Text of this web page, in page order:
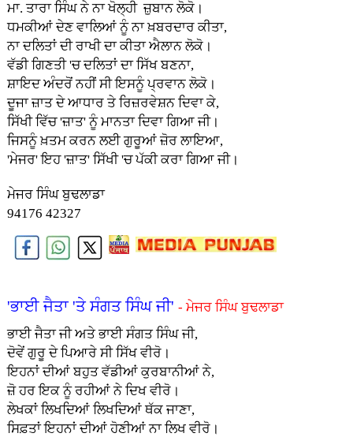
ਮਾ. ਤਾਰਾ ਸਿੰਘ ਨੇ ਨਾ ਖੋਲ੍ਹੀ ਜ਼ੁਬਾਨ ਲੋਕੋ।
ਧਮਕੀਆਂ ਦੇਣ ਵਾਲਿਆਂ ਨੂੰ ਨਾ ਖ਼ਬਰਦਾਰ ਕੀਤਾ,
ਨਾ ਦਲਿਤਾਂ ਦੀ ਰਾਖੀ ਦਾ ਕੀਤਾ ਐਲਾਨ ਲੋਕੋ।
ਵੱਡੀ ਗਿਣਤੀ 'ਚ ਦਲਿਤਾਂ ਦਾ ਸਿੱਖ ਬਣਨਾ,
ਸ਼ਾਇਦ ਅੰਦਰੋਂ ਨਹੀਂ ਸੀ ਇਸਨੂੰ ਪ੍ਰਵਾਨ ਲੋਕੋ।
ਦੂਜਾ ਜ਼ਾਤ ਦੇ ਆਧਾਰ ਤੇ ਰਿਜ਼ਰਵੇਸ਼ਨ ਦਿਵਾ ਕੇ,
ਸਿੱਖੀ ਵਿੱਚ 'ਜ਼ਾਤ' ਨੂੰ ਮਾਨਤਾ ਦਿਵਾ ਗਿਆ ਜੀ।
ਜਿਸਨੂੰ ਖ਼ਤਮ ਕਰਨ ਲਈ ਗੁਰੂਆਂ ਜ਼ੋਰ ਲਾਇਆ,
'ਮੇਜਰ' ਇਹ 'ਜ਼ਾਤ' ਸਿੱਖੀ 'ਚ ਪੱਕੀ ਕਰਾ ਗਿਆ ਜੀ।
ਮੇਜਰ ਸਿੰਘ ਬੁਢਲਾਡਾ
94176 42327
'ਭਾਈ ਜੈਤਾ 'ਤੇ ਸੰਗਤ ਸਿੰਘ ਜੀ' - ਮੇਜਰ ਸਿੰਘ ਬੁਢਲਾਡਾ
ਭਾਈ ਜੈਤਾ ਜੀ ਅਤੇ ਭਾਈ ਸੰਗਤ ਸਿੰਘ ਜੀ,
ਦੋਵੇਂ ਗੁਰੂ ਦੇ ਪਿਆਰੇ ਸੀ ਸਿੱਖ ਵੀਰੋ।
ਇਹਨਾਂ ਦੀਆਂ ਬਹੁਤ ਵੱਡੀਆਂ ਕੁਰਬਾਨੀਆਂ ਨੇ,
ਜ਼ੋ ਹਰ ਇਕ ਨੂੰ ਰਹੀਆਂ ਨੇ ਦਿਖ ਵੀਰੋ।
ਲੇਖਕਾਂ ਲਿਖਦਿਆਂ ਲਿਖਦਿਆਂ ਥੱਕ ਜਾਣਾ,
ਸਿਫ਼ਤਾਂ ਇਹਨਾਂ ਦੀਆਂ ਹੋਣੀਆਂ ਨਾ ਲਿਖ ਵੀਰੋ।